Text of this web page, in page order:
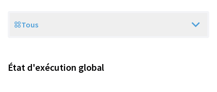
Scope
Tous
État d'exécution global